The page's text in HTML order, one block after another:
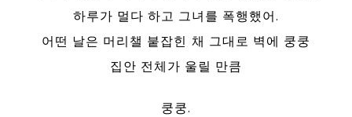
하루가 멀다 하고 그녀를 폭행했어.
어떤 날은 머리챌 붙잡힌 채 그대로 벽에 쿵쿵
집안 전체가 울릴 만큼
쿵쿵.